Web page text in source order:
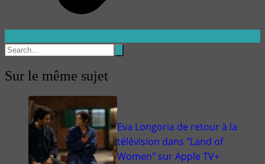
Sur le même sujet
Eva Longoria de retour à la
télévision dans "Land of
Women" sur Apple TV+